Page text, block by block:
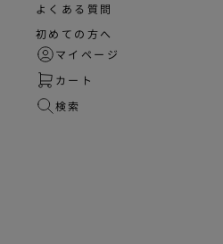
よくある質問
初めての方へ
マイページ
カート
検索